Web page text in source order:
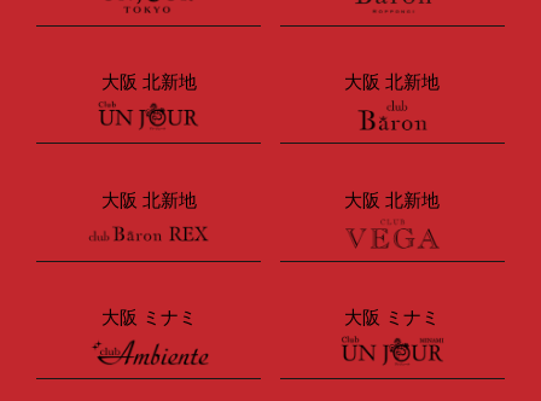
大阪 北新地 大阪 北新地
大阪 北新地 大阪 北新地
大阪 ミナミ 大阪 ミナミ